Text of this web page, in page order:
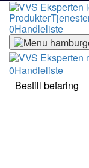
Produkter
0Handleliste
0Handleliste
Bestill befaring